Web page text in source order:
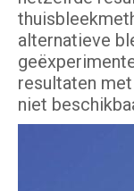
alternatieve
resultaten
niet